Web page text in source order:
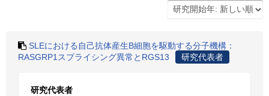
SLEにおける自己抗体産生B細胞を駆動する分子機構：
RASGRP1スプライシング異常とRGS13
研究代表者
研究代表者